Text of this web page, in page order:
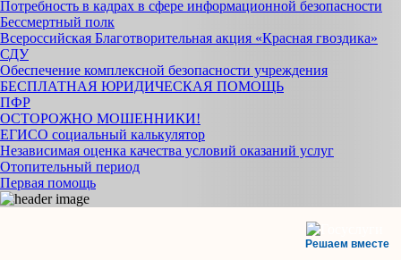
Потребность в кадрах в сфере информационной безопасности
Бессмертный полк
Всероссийская Благотворительная акция «Красная гвоздика»
СДУ
Обеспечение комплексной безопасности учреждения
БЕСПЛАТНАЯ ЮРИДИЧЕСКАЯ ПОМОЩЬ
ПФР
ОСТОРОЖНО МОШЕННИКИ!
ЕГИСО социальный калькулятор
Независимая оценка качества условий оказаний услуг
Отопительный период
Первая помощь
Решаем вместе